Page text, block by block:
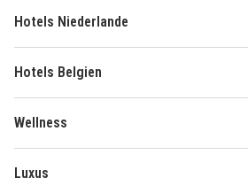
Hotels Niederlande
Hotels Belgien
Wellness
Luxus